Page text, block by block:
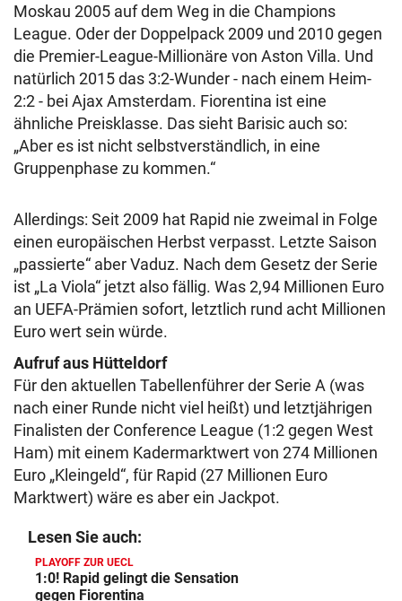
Moskau 2005 auf dem Weg in die Champions
League. Oder der Doppelpack 2009 und 2010 gegen
die Premier-League-Millionäre von Aston Villa. Und
natürlich 2015 das 3:2-Wunder - nach einem Heim-
2:2 - bei Ajax Amsterdam. Fiorentina ist eine
ähnliche Preisklasse. Das sieht Barisic auch so:
„Aber es ist nicht selbstverständlich, in eine
Gruppenphase zu kommen.“
Allerdings: Seit 2009 hat Rapid nie zweimal in Folge
einen europäischen Herbst verpasst. Letzte Saison
„passierte“ aber Vaduz. Nach dem Gesetz der Serie
ist „La Viola“ jetzt also fällig. Was 2,94 Millionen Euro
an UEFA-Prämien sofort, letztlich rund acht Millionen
Euro wert sein würde.
Aufruf aus Hütteldorf
Für den aktuellen Tabellenführer der Serie A (was
nach einer Runde nicht viel heißt) und letztjährigen
Finalisten der Conference League (1:2 gegen West
Ham) mit einem Kadermarktwert von 274 Millionen
Euro „Kleingeld“, für Rapid (27 Millionen Euro
Marktwert) wäre es aber ein Jackpot.
Lesen Sie auch:
PLAYOFF ZUR UECL
1:0! Rapid gelingt die Sensation
gegen Fiorentina